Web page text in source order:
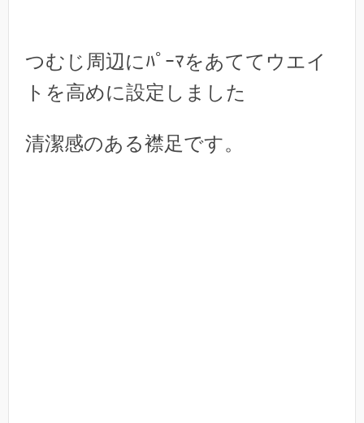
つむじ周辺にﾊﾟｰﾏをあててウエイ
トを高めに設定しました
清潔感のある襟足です。